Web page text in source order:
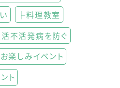
├料理教室
不活発病を防ぐ
楽しみイベント
ト